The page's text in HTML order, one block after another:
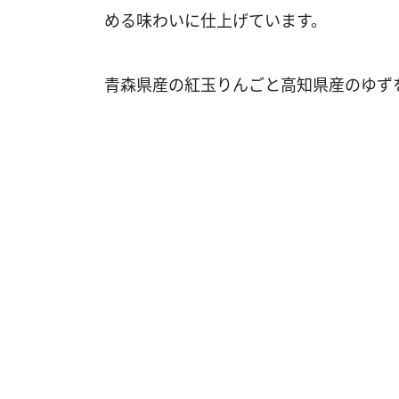
める味わいに仕上げています。
青森県産の紅玉りんごと高知県産のゆず